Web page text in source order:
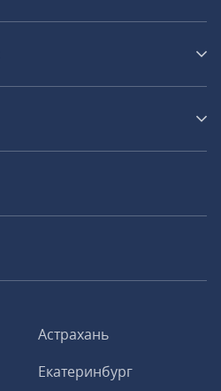
Астрахань
Екатеринбург